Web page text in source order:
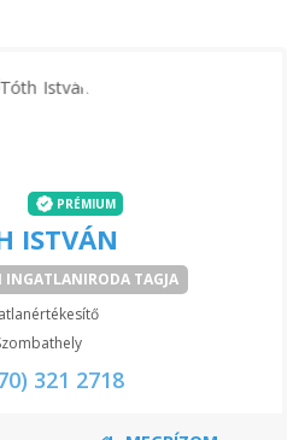
PRÉMIUM
ISTVÁN
INGATLANIRODA TAGJA
321 2718